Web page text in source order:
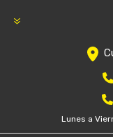
Lunes a